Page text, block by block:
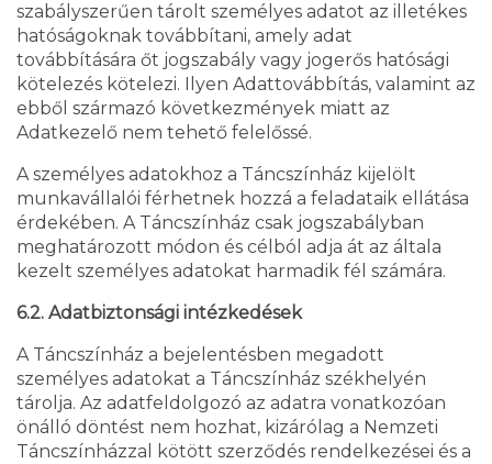
szabályszerűen tárolt személyes adatot az illetékes
hatóságoknak továbbítani, amely adat
továbbítására őt jogszabály vagy jogerős hatósági
kötelezés kötelezi. Ilyen Adattovábbítás, valamint az
ebből származó következmények miatt az
Adatkezelő nem tehető felelőssé.
A személyes adatokhoz a Táncszínház kijelölt
munkavállalói férhetnek hozzá a feladataik ellátása
érdekében. A Táncszínház csak jogszabályban
meghatározott módon és célból adja át az általa
kezelt személyes adatokat harmadik fél számára.
6.2. Adatbiztonsági intézkedések
A Táncszínház a bejelentésben megadott
személyes adatokat a Táncszínház székhelyén
tárolja. Az adatfeldolgozó az adatra vonatkozóan
önálló döntést nem hozhat, kizárólag a Nemzeti
Táncszínházzal kötött szerződés rendelkezései és a